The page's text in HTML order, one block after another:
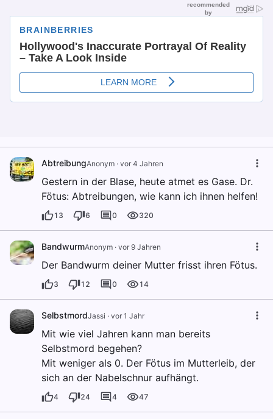
AbtreibungAnonym · vor 4 Jahren
Gestern in der Blase, heute atmet es Gase. Dr.
Fötus: Abtreibungen, wie kann ich ihnen helfen!
13 6 0 320
BandwurmAnonym · vor 9 Jahren
Der Bandwurm deiner Mutter frisst ihren Fötus.
3 12 0 14
SelbstmordJassi · vor 1 Jahr
Mit wie viel Jahren kann man bereits
Selbstmord begehen?
Mit weniger als 0. Der Fötus im Mutterleib, der
sich an der Nabelschnur aufhängt.
4 24 4 47